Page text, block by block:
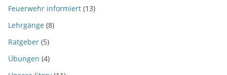
Feuerwehr informiert (13)
Lehrgänge (8)
Ratgeber (5)
Übungen (4)